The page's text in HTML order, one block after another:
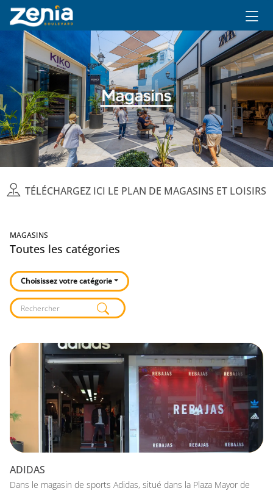
Ir al contenido principal
TÉLÉCHARGEZ ICI LE PLAN DE MAGASINS ET LOISIRS
MAGASINS
Toutes les catégories
Choisissez votre catégorie
Listado de locales
ADIDAS
Dans le magasin de sports Adidas, situé dans la Plaza Mayor de